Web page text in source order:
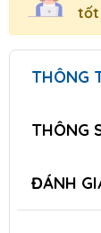
tốt
THÔNG
THÔNG
ĐÁNH